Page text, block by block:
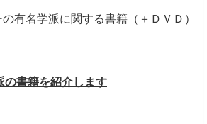
有名学派に関する書籍（＋ＤＶＤ）
の書籍を紹介します